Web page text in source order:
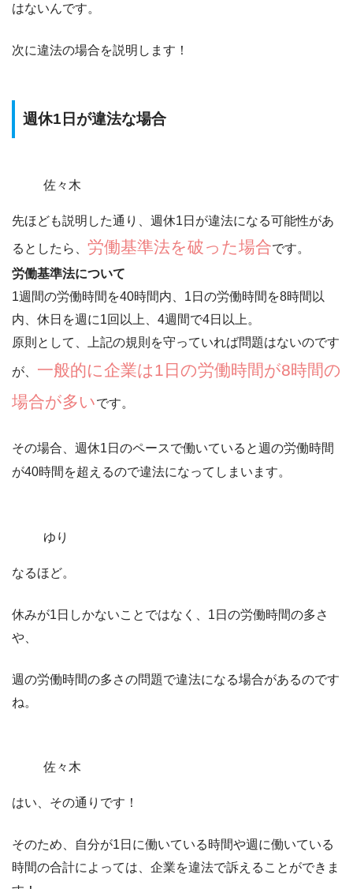
はないんです。
次に違法の場合を説明します！
週休1日が違法な場合
佐々木
先ほども説明した通り、週休1日が違法になる可能性があ
るとしたら、 労働基準法を破った場合です。
労働基準法について
1週間の労働時間を40時間内、1日の労働時間を8時間以
内、休日を週に1回以上、4週間で4日以上。
原則として、 上記の規則を守っていれば問題はないのです
が、 一般的に企業は1日の労働時間が8時間の
場合が多いです。
その場合、週休1日のペースで働いていると週の労働時間
が40時間を超えるので違法になってしまいます。
ゆり
なるほど。
休みが1日しかないことではなく、1日の労働時間の多さ
や、
週の労働時間の多さの問題で違法になる場合があるのです
ね。
佐々木
はい、その通りです！
そのため、
自分が1日に働いている時間や週に働いている
時間の合計によっては、企業を違法で訴えることができま